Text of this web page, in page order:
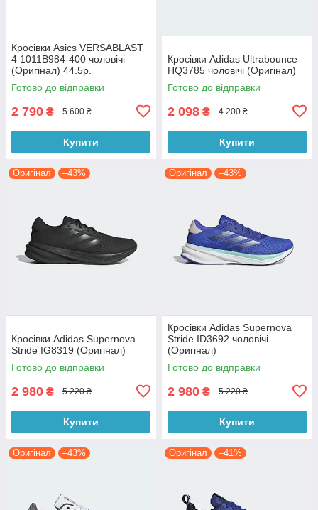
Кросівки Asics VERSABLAST
4 1011B984-400 чоловічі
(Оригінал) 44.5р.
Готово до відправки
2 790 ₴ 5 600 ₴
Купити
Кросівки Adidas Ultrabounce
HQ3785 чоловічі (Оригінал)
Готово до відправки
2 098 ₴ 4 200 ₴
Купити
Оригінал –43%
Кросівки Adidas Supernova
Stride IG8319 (Оригінал)
Готово до відправки
2 980 ₴ 5 220 ₴
Купити
Оригінал –43%
Кросівки Adidas Supernova
Stride ID3692 чоловічі
(Оригінал)
Готово до відправки
2 980 ₴ 5 220 ₴
Купити
Оригінал –43% Оригінал –41%